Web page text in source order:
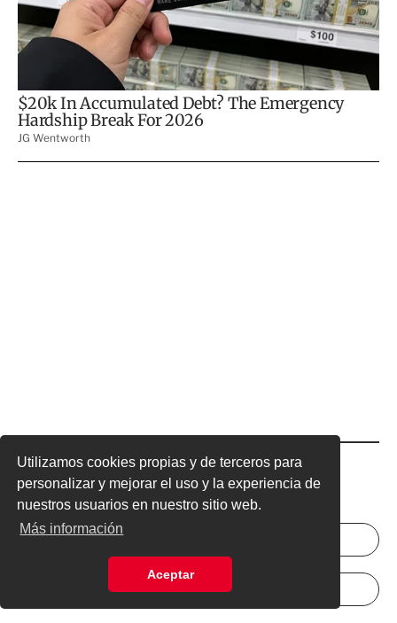
Utilizamos cookies propias y de terceros para
personalizar y mejorar el uso y la experiencia de
nuestros usuarios en nuestro sitio web.
Más información
Aceptar
ExcelsiorExcelsior
INICIAR SESIÓN
ANÚNCIATE